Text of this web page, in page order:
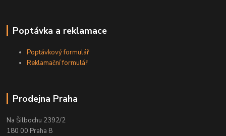
Poptávka a reklamace
Poptávkový formulář
Reklamační formulář
Prodejna Praha
Na Šilbochu 2392/2
180 00 Praha 8